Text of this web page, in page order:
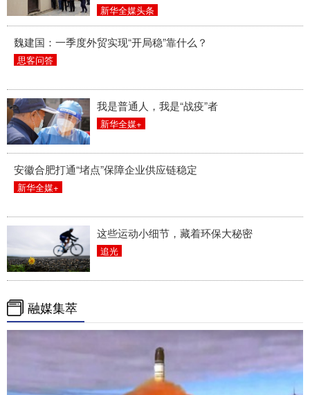
Deutsch Português
新华全媒头条
魏建国：一季度外贸实现“开局稳”靠什么？
思客问答
我是普通人，我是“战疫”者
新华全媒+
安徽合肥打通“堵点”保障企业供应链稳定
新华全媒+
这些运动小细节，藏着环保大秘密
追光
融媒集萃